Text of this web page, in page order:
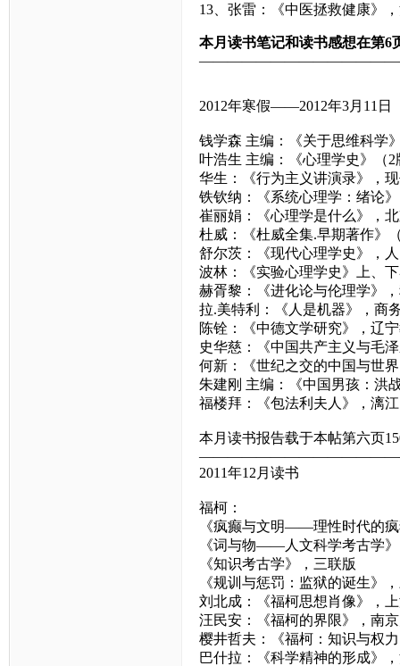
13、张雷：《中医拯救健康》
本月读书笔记和读书感想在第6
2012年寒假——2012年3月11日
钱学森 主编：《关于思维科学
叶浩生 主编：《心理学史》（
华生：《行为主义讲演录》，
铁钦纳：《系统心理学：绪论
崔丽娟：《心理学是什么》，
杜威：《杜威全集.早期著作》
舒尔茨：《现代心理学史》，
波林：《实验心理学史》上、
赫胥黎：《进化论与伦理学》
拉.美特利：《人是机器》，商
陈铨：《中德文学研究》，辽
史华慈：《中国共产主义与毛
何新：《世纪之交的中国与世
朱建刚 主编：《中国男孩：洪
福楼拜：《包法利夫人》，漓
本月读书报告载于本帖第六页
2011年12月读书
福柯：
《疯癫与文明——理性时代的
《词与物——人文科学考古学
《知识考古学》，三联版
《规训与惩罚：监狱的诞生》
刘北成：《福柯思想肖像》，
汪民安：《福柯的界限》，南
樱井哲夫：《福柯：知识与权
巴什拉：《科学精神的形成》